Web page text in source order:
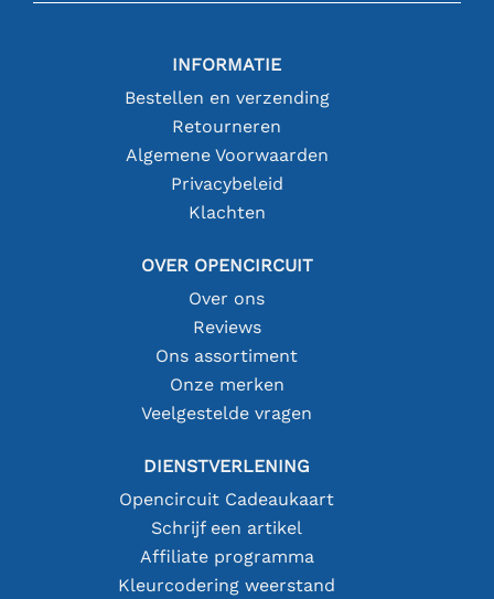
INFORMATIE
Bestellen en verzending
Retourneren
Algemene Voorwaarden
Privacybeleid
Klachten
OVER OPENCIRCUIT
Over ons
Reviews
Ons assortiment
Onze merken
Veelgestelde vragen
DIENSTVERLENING
Opencircuit Cadeaukaart
Schrijf een artikel
Affiliate programma
Kleurcodering weerstand